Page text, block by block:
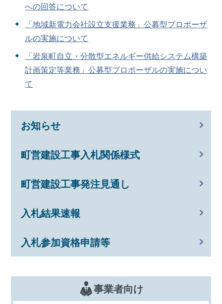
への回答について
「地域新電力会社設立支援業務」公募型プロポーザ
ルの実施について
「岩泉町自立・分散型エネルギー供給システム構築
計画策定等業務」公募型プロポーザルの実施につい
て
お知らせ
町営建設工事入札関係様式
町営建設工事発注見通し
入札結果速報
入札参加資格申請等
事業者向け